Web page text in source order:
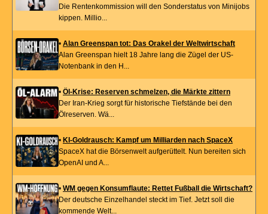
Die Rentenkommission will den Sonderstatus von Minijobs
kippen. Millio...
• Alan Greenspan tot: Das Orakel der Weltwirtschaft
Alan Greenspan hielt 18 Jahre lang die Zügel der US-
Notenbank in den H...
• Öl-Krise: Reserven schmelzen, die Märkte zittern
Der Iran-Krieg sorgt für historische Tiefstände bei den
Ölreserven. Wä...
• KI-Goldrausch: Kampf um Milliarden nach SpaceX
SpaceX hat die Börsenwelt aufgerüttelt. Nun bereiten sich
OpenAI und A...
• WM gegen Konsumflaute: Rettet Fußball die Wirtschaft?
Der deutsche Einzelhandel steckt im Tief. Jetzt soll die
kommende Welt...